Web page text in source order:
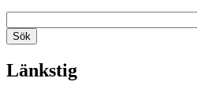
Länkstig